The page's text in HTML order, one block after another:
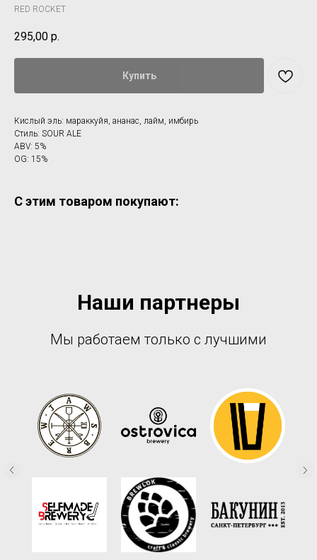
RED ROCKET
295,00 р.
Купить
Кислый эль: мараккуйя, ананас, лайм, имбирь
Стиль: SOUR ALE
ABV: 5%
OG: 15%
С этим товаром покупают:
Наши партнеры
Мы работаем только с лучшими